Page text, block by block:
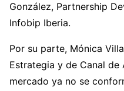
González, Partnership
Infobip Iberia.
Por su parte, Mónica
Estrategia y de Canal de
mercado ya no se